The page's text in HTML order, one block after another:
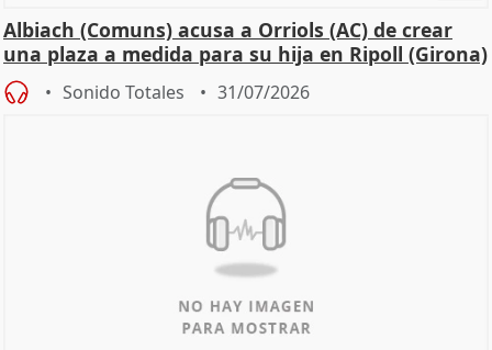
Albiach (Comuns) acusa a Orriols (AC) de crear
una plaza a medida para su hija en Ripoll (Girona)
Sonido Totales 31/07/2026